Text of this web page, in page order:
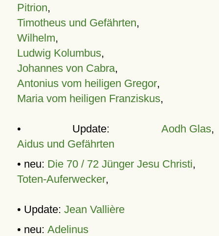
Pitrion,
Timotheus und Gefährten,
Wilhelm,
Ludwig Kolumbus,
Johannes von Cabra,
Antonius vom heiligen Gregor,
Maria vom heiligen Franziskus,
• Update: Aodh Glas,
Aidus und Gefährten
• neu: Die 70 / 72 Jünger Jesu Christi,
Toten-Auferwecker,
• Update: Jean Vallière
• neu: Adelinus